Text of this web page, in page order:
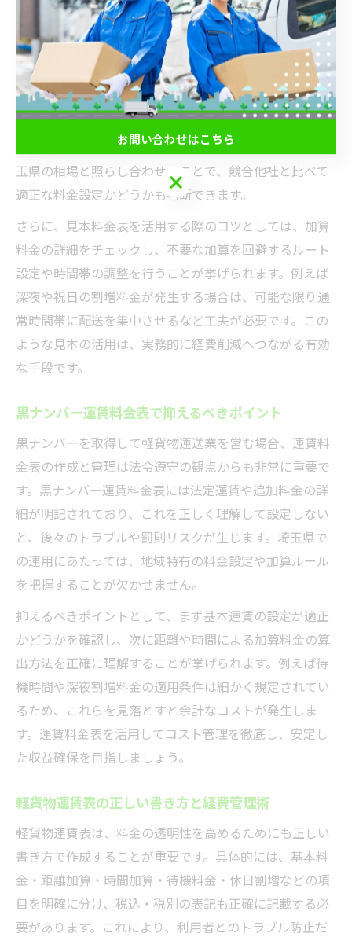
軽貨物料金表見本を活用した経費削減のコツ
軽貨物料金表の見本を参考にすることで、経費削減の具
体策を見出せます。見本料金表は標準的な料金体系を示
しているため、自社の料金設定や支出と比較し、過剰な
コストがかかっていないか検証することが重要です。埼
玉県の相場と照らし合わせることで、競合他社と比べて
適正な料金設定かどうかも判断できます。
さらに、見本料金表を活用する際のコツとしては、加算
料金の詳細をチェックし、不要な加算を回避するルート
設定や時間帯の調整を行うことが挙げられます。例えば
深夜や祝日の割増料金が発生する場合は、可能な限り通
常時間帯に配送を集中させるなど工夫が必要です。この
ような見本の活用は、実務的に経費削減へつながる有効
な手段です。
黒ナンバー運賃料金表で抑えるべきポイント
黒ナンバーを取得して軽貨物運送業を営む場合、運賃料
金表の作成と管理は法令遵守の観点からも非常に重要で
す。黒ナンバー運賃料金表には法定運賃や追加料金の詳
細が明記されており、これを正しく理解して設定しない
と、後々のトラブルや罰則リスクが生じます。埼玉県で
の運用にあたっては、地域特有の料金設定や加算ルール
を把握することが欠かせません。
抑えるべきポイントとして、まず基本運賃の設定が適正
かどうかを確認し、次に距離や時間による加算料金の算
出方法を正確に理解することが挙げられます。例えば待
機時間や深夜割増料金の適用条件は細かく規定されてい
るため、これらを見落とすと余計なコストが発生しま
す。運賃料金表を活用してコスト管理を徹底し、安定し
た収益確保を目指しましょう。
軽貨物運賃表の正しい書き方と経費管理術
軽貨物運賃表は、料金の透明性を高めるためにも正しい
書き方で作成することが重要です。具体的には、基本料
金・距離加算・時間加算・待機料金・休日割増などの項
目を明確に分け、税込・税別の表記も正確に記載する必
要があります。これにより、利用者とのトラブル防止だ
お問い合わせはこちら
お問い合わせはこちら